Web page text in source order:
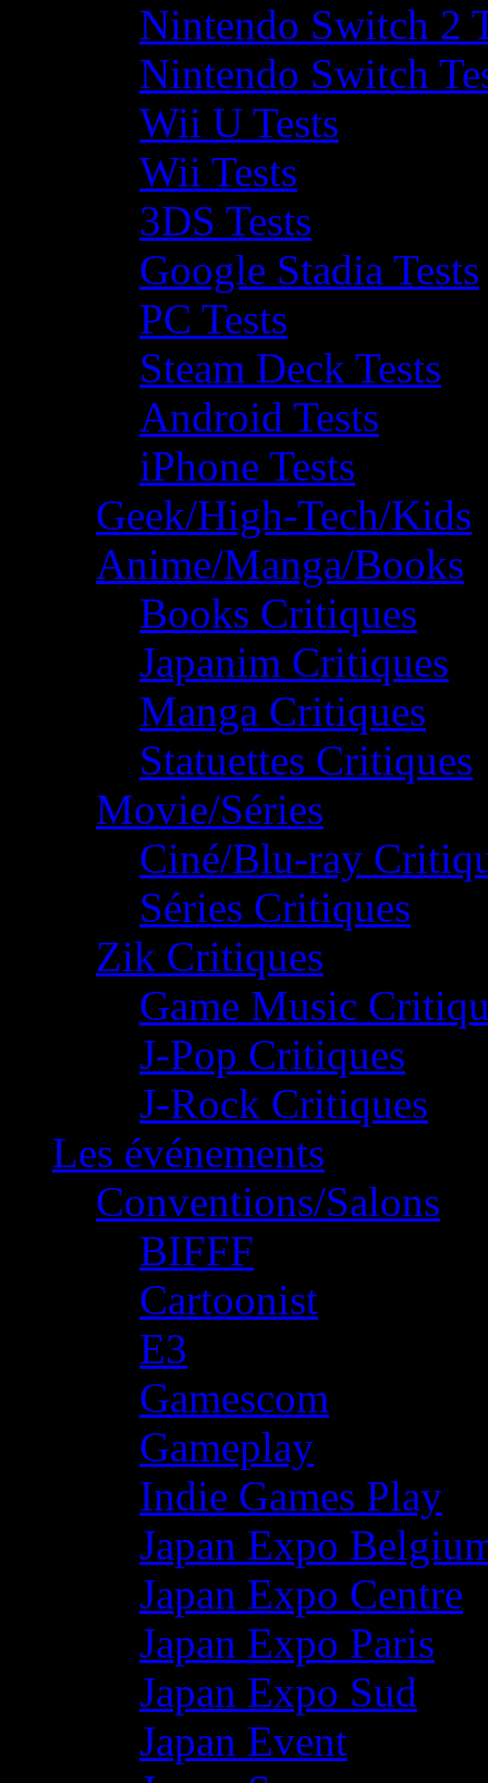
Nintendo Switch 2
Nintendo Switch
Wii U Tests
Wii Tests
3DS Tests
Google Stadia Tests
PC Tests
Steam Deck Tests
Android Tests
iPhone Tests
Geek/High-Tech/Kids
Anime/Manga/Books
Books Critiques
Japanim Critiques
Manga Critiques
Statuettes Critiques
Movie/Séries
Ciné/Blu-ray
Séries Critiques
Zik Critiques
Game Music
J-Pop Critiques
J-Rock Critiques
Les événements
Conventions/Salons
BIFFF
Cartoonist
E3
Gamescom
Gameplay
Indie Games Play
Japan Expo
Japan Expo Centre
Japan Expo Paris
Japan Expo Sud
Japan Event